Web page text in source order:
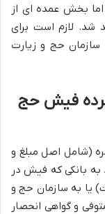
بخش عمده ای از
شد. لازم است برای
سازمان حج و زیارت
فیش حج
(شامل اصل مبلغ و
به بانکی که فیش در
یا به سازمان حج و
و گواهی انحصار